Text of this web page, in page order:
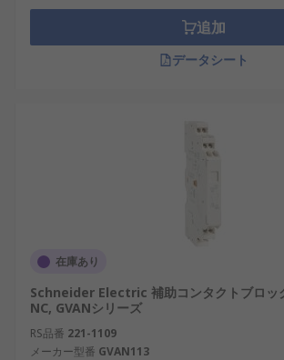
追加
データシート
在庫あり
Schneider Electric 補助コンタクトブロッ
NC, GVANシリーズ
RS品番 221-1109
メーカー型番 GVAN113